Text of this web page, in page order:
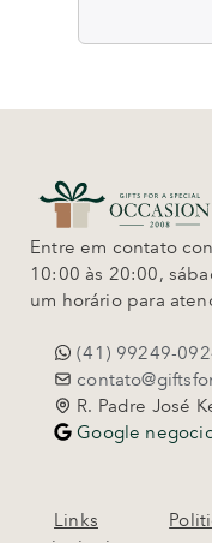
Entre em contato
10:00 às 20:00,
um horário para
(41) 99249-
R. Padre José
Google
Links